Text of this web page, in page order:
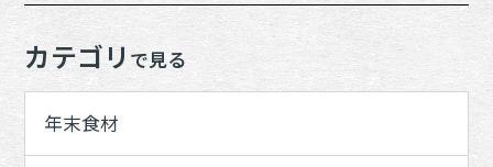
カテゴリ で見る
年末食材